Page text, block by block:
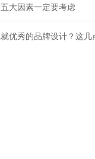
大因素一定要考虑